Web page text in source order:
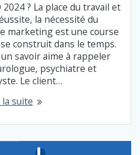
? La place du travail et
la nécessité du
marketing est une course
construit dans le temps.
savoir aime à rappeler
psychiatre et
Le client…
la suite